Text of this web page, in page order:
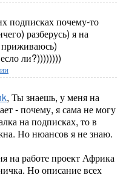
подписках почему-то
разберусь) я на
приживаюсь)
ли?))))))))
, Ты знаешь, у меня на
- почему, я сама не могу
на подписках, то в
Но нюансов я не знаю.
на работе проект Африка
Но описание всех